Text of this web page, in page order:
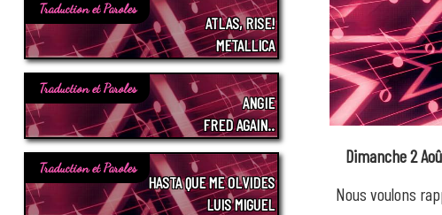
Dimanche 2
Nous voulons
Traduction et Paroles
ATLAS, RISE!
METALLICA
Traduction et Paroles
ANGIE
FRED AGAIN..
Traduction et Paroles
HASTA QUE ME OLVIDES
LUIS MIGUEL